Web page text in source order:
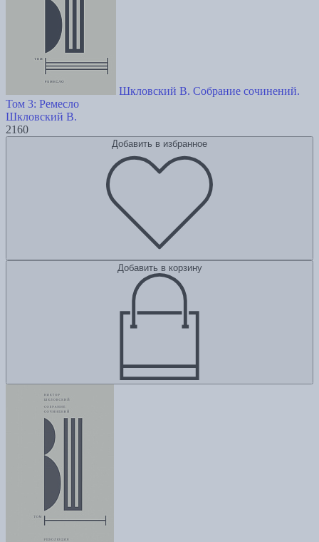
Шкловский В. Собрание сочинений.
Том 3: Ремесло
Шкловский В.
2160
Добавить в избранное
Добавить в корзину